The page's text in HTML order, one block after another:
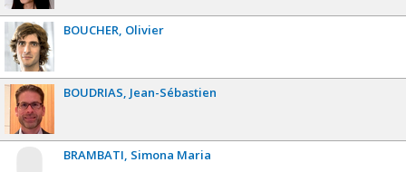
BOUCHER Olivier
BOUDRIAS Jean-Sébastien
BRAMBATI Simona Maria